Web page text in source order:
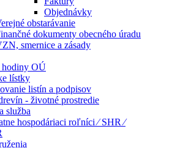
Objednávky
obstarávanie
dokumenty obecného úradu
smernice a zásady
hodiny OÚ
lístky
listín a podpisov
- životné prostredie
služba
hospodáriaci roľníci ⁄ SHR ⁄